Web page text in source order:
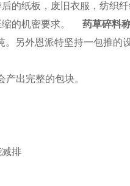
的纸板，废旧衣服，纺织
缩的机密要求。 药草碎料
另外恩派特坚持一包推的
出完整的包块。
排